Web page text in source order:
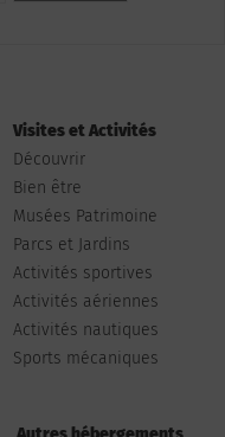
Visites et Activités
Découvrir
Bien être
Musées Patrimoine
Parcs et Jardins
Activités sportives
Activités aériennes
Activités nautiques
Sports mécaniques